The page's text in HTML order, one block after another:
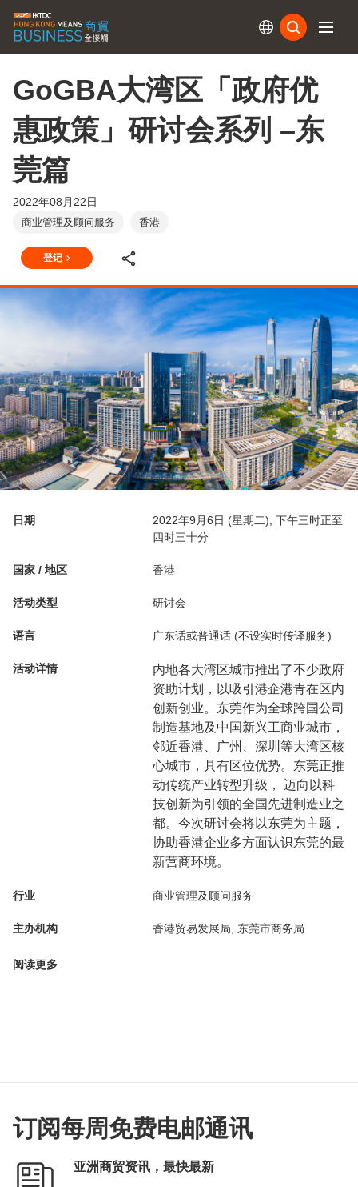
GoGBA大湾区「政府优
惠政策」研讨会系列 –东
莞篇
2022年08月22日
商业管理及顾问服务 香港
登记
日期
2022年9月6日 (星期二), 下午三时正至
四时三十分
国家 / 地区 香港
活动类型 研讨会
语言 广东话或普通话 (不设实时传译服务)
活动详情
内地各大湾区城市推出了不少政府
资助计划，以吸引港企港青在区内
创新创业。东莞作为全球跨国公司
制造基地及中国新兴工商业城市，
邻近香港、广州、深圳等大湾区核
心城市，具有区位优势。东莞正推
动传统产业转型升级， 迈向以科
技创新为引领的全国先进制造业之
都。今次研讨会将以东莞为主题，
协助香港企业多方面认识东莞的最
新营商环境。
行业 商业管理及顾问服务
主办机构 香港贸易发展局, 东莞市商务局
阅读更多
订阅每周免费电邮通讯
亚洲商贸资讯，最快最新